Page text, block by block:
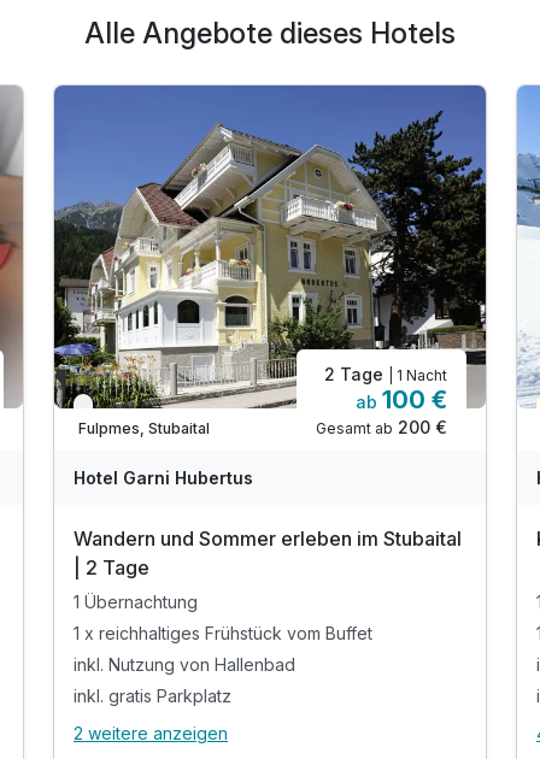
Alle Angebote dieses Hotels
Nur noch bis September
Fulpmes, Stubaital
2 Tage | 1 Nacht
ab 100 €
Gesamt ab 200 €
Hotel Garni Hubertus
Wandern und Sommer erleben im Stubaital
| 2 Tage
1 Übernachtung
1 x reichhaltiges Frühstück vom Buffet
inkl. Nutzung von Hallenbad
inkl. gratis Parkplatz
Alle Inklusivleistungen
2 weitere anzeigen